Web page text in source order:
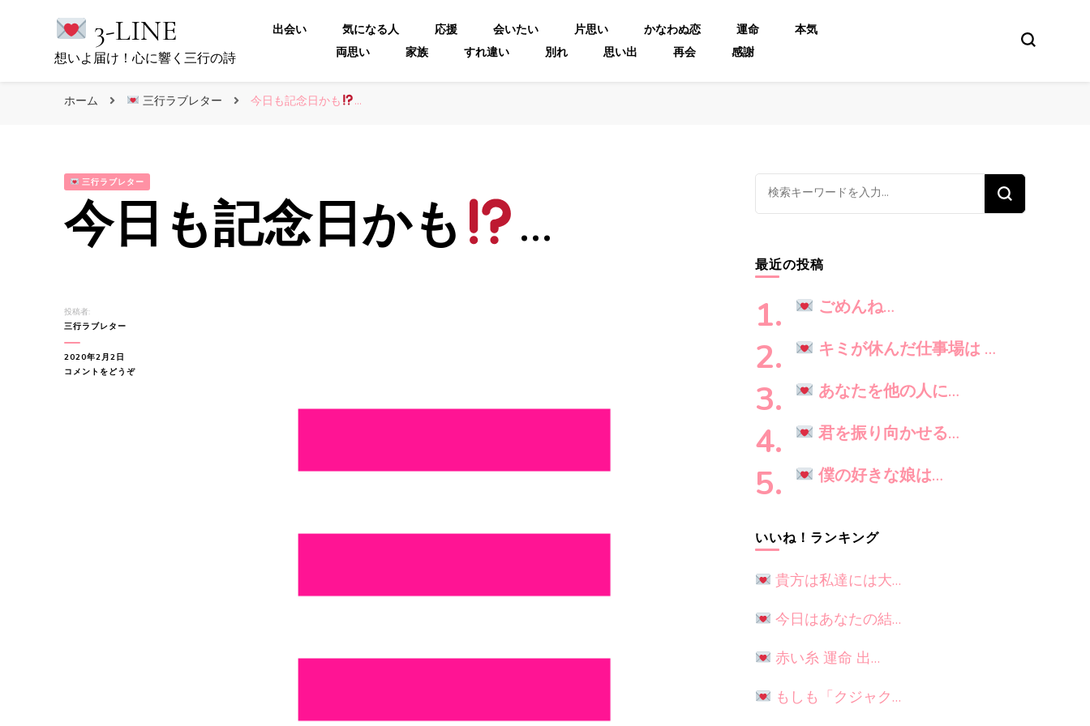
3-LINE
想いよ届け！心に響く三行の詩
出会い 気になる人 応援 会いたい 片思い かなわぬ恋 運命
本気
両思い
家族 すれ違い 別れ 思い出 再会 感謝
ホーム 三行ラブレター 今日も記念日かも …
三行ラブレター
今日も記念日かも …
投稿者:
三行ラブレター
2020年2月2日
コメントをどうぞ(今
な
に
お
探
し
で
す
か
?
最近の投稿
ごめんね…
キミが休んだ仕事場は …
あなたを他の人に…
君を振り向かせる…
僕の好きな娘は…
いいね！ランキング
貴方は私達には大…
今日はあなたの結…
赤い糸 運命 出…
もしも「クジャク…